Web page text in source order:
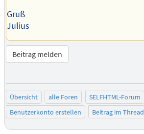
Gruß
Julius
Beitrag melden
Übersicht alle Foren SELFHTML-Forum
Benutzerkonto erstellen
Beitrag im